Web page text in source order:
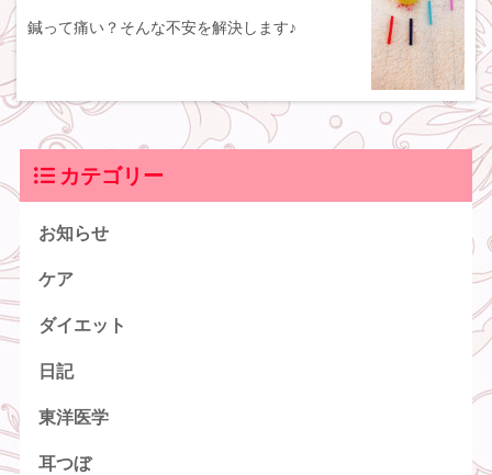
鍼って痛い？そんな不安を解決します♪
カテゴリー
お知らせ
ケア
ダイエット
日記
東洋医学
耳つぼ